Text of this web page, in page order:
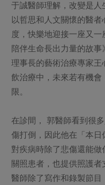
于誠醫師理解，改變是人
以哲思和人文關懷的醫
度，快樂地迎接一座又一
陪伴生命長出力量的故
理事長的藝術治療專家
飲治療中，未來若有機
限。
在診間， 郭醫師看到很
傷打倒，因此他在「本
對疾病時除了悲傷還能
關照患者，也提供照護
醫師除了寫作和錄製節目